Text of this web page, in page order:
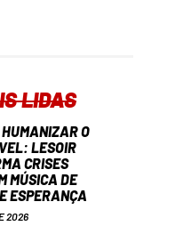
LIDAS
O
LESOIR
CRISES
MÚSICA DE
ESPERANÇA
2026